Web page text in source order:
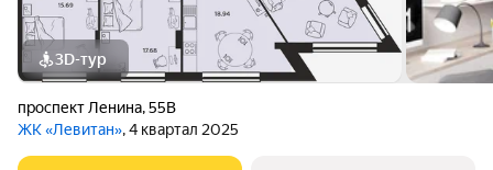
3D-тур
проспект Ленина,55В
ЖК «Левитан», 4 квартал 2025